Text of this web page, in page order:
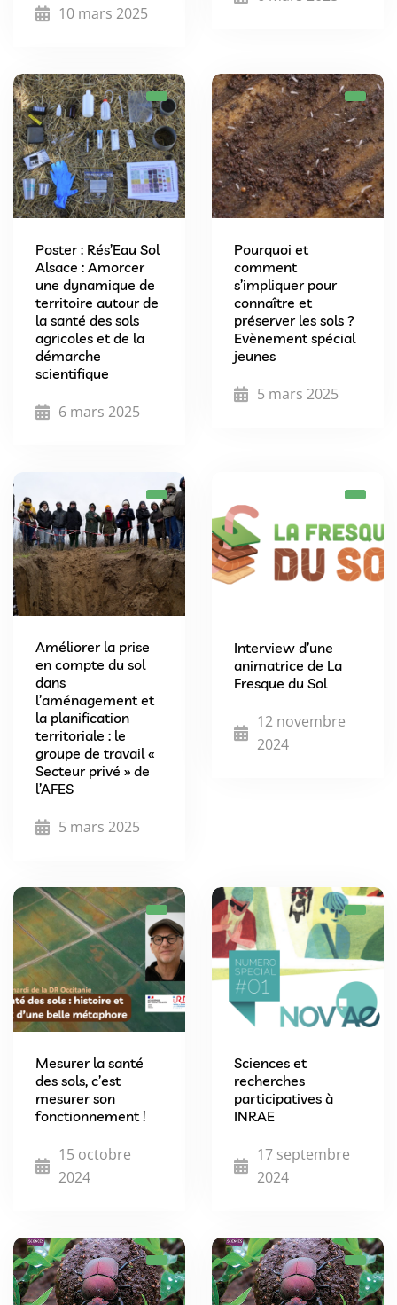
10 mars 2025
Poster : Rés’Eau Sol
Alsace : Amorcer
une dynamique de
territoire autour de
la santé des sols
agricoles et de la
démarche
scientifique
6 mars 2025
Pourquoi et
comment
s’impliquer pour
connaître et
préserver les sols ?
Evènement spécial
jeunes
5 mars 2025
Améliorer la prise
en compte du sol
dans
l’aménagement et
la planification
territoriale : le
groupe de travail «
Secteur privé » de
l’AFES
5 mars 2025
Interview d’une
animatrice de La
Fresque du Sol
12 novembre
2024
Mesurer la santé
des sols, c’est
mesurer son
fonctionnement !
15 octobre
2024
Sciences et
recherches
participatives à
INRAE
17 septembre
2024